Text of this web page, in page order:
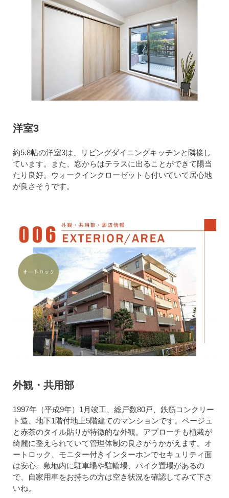
洋室3
約5.8帖の洋室3は、リビングダイニングキッチンと隣接し
ています。また、窓からはテラスに出ることができて陽当
たり良好。ウォークインクローゼットも付いていて居心地
が良さそうです。
外観・共用部
1997年（平成9年）1月竣工、総戸数80戸、鉄筋コンクリー
ト造、地下1階付地上5階建てのマンションです。ベージュ
と赤茶のタイル貼りが特徴的な外観。アプローチも植栽が
綺麗に整えられていて管理体制の良さがうかがえます。オ
ートロック、モニター付きインターホンでセキュリティ面
は安心。敷地内に駐車場や駐輪場、バイク置場があるの
で、自家用車をお持ちの方は空き状況を確認してみて下さ
いね。